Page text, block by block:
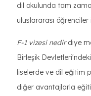
dil okulunda tam
uluslararası öğrenciler
F-1 vizesi nedirdiye
Birleşik
liselerde ve dil eğitim
diğer avantajlarla